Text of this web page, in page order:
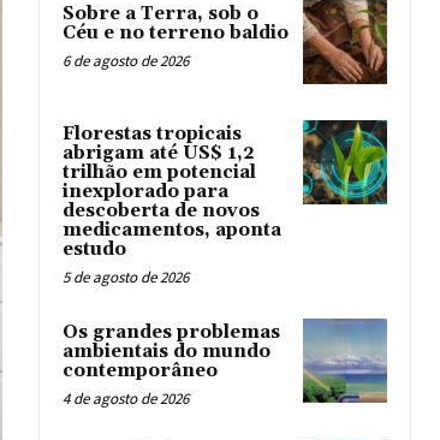
Sobre a Terra, sob o
Céu e no terreno baldio
6 de agosto de 2026
Florestas tropicais
abrigam até US$ 1,2
trilhão em potencial
inexplorado para
descoberta de novos
medicamentos, aponta
estudo
5 de agosto de 2026
Os grandes problemas
ambientais do mundo
contemporâneo
4 de agosto de 2026